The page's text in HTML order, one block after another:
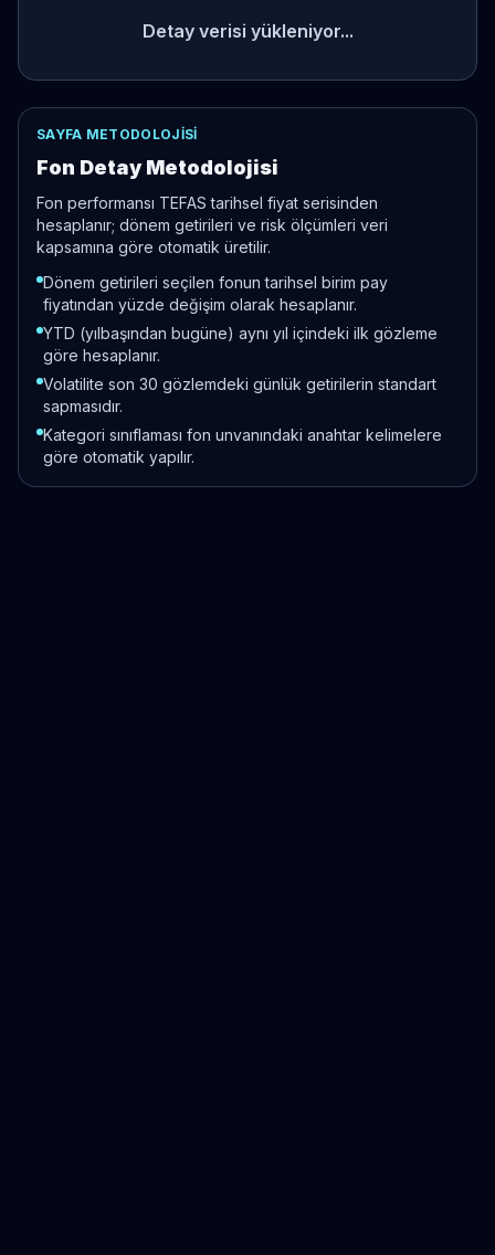
Detay verisi yükleniyor...
SAYFA METODOLOJISI
Fon Detay Metodolojisi
Fon performansı TEFAS tarihsel fiyat serisinden
hesaplanır; dönem getirileri ve risk ölçümleri veri
kapsamına göre otomatik üretilir.
Dönem getirileri seçilen fonun tarihsel birim pay
fiyatından yüzde değişim olarak hesaplanır.
YTD (yılbaşından bugüne) aynı yıl içindeki ilk gözleme
göre hesaplanır.
Volatilite son 30 gözlemdeki günlük getirilerin standart
sapmasıdır.
Kategori sınıflaması fon unvanındaki anahtar kelimelere
göre otomatik yapılır.